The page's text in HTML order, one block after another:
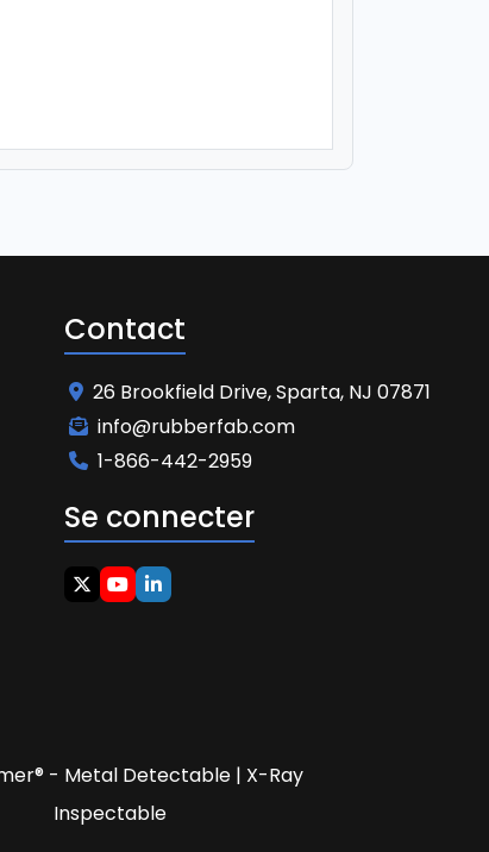
Contact
26 Brookfield Drive, Sparta, NJ 07871
info@rubberfab.com
1-866-442-2959
Se connecter
- Metal Detectable | X-Ray
Inspectable